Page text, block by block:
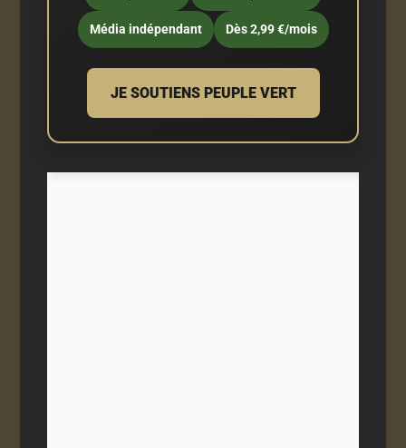
Média indépendant Dès 2,99 €/mois
JE SOUTIENS PEUPLE VERT